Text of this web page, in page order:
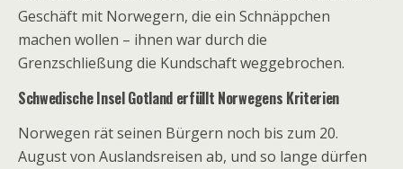
Geschäft mit Norwegern, die ein Schnäppchen
machen wollen – ihnen war durch die
Grenzschließung die Kundschaft weggebrochen.
Schwedische Insel Gotland erfüllt Norwegens Kriterien
Norwegen rät seinen Bürgern noch bis zum 20.
August von Auslandsreisen ab, und so lange dürfen